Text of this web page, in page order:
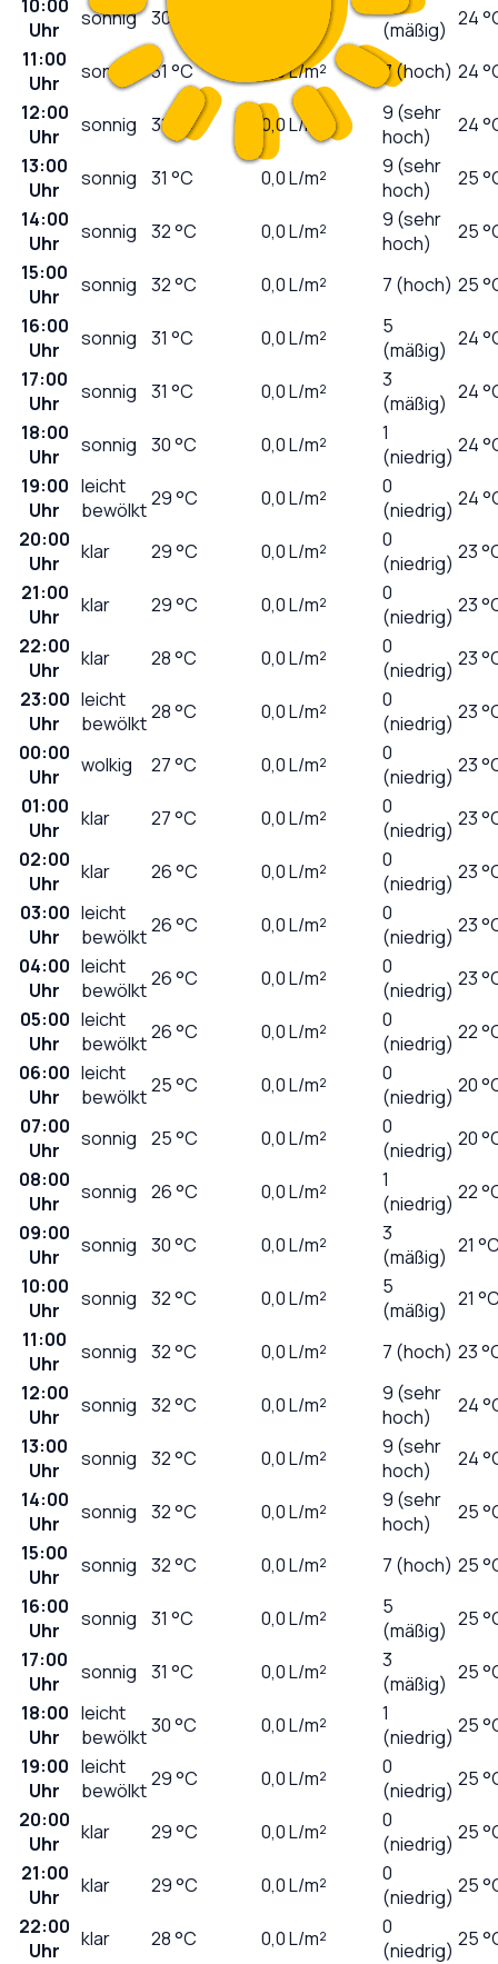
10:00
Uhr
sonnig 30
(mäßig) 24
11:00
Uhr
sonnig 31 °C 0,0L/m² 7 (hoch) 24
12:00
Uhr
sonnig 31 °C 0,0L/m²
9 (sehr
hoch)
24
13:00
Uhr
sonnig 31 °C 0,0L/m²
9 (sehr
hoch)
25
14:00
Uhr
sonnig 32°C 0,0L/m²
9 (sehr
hoch)
25
15:00
Uhr
sonnig 32°C 0,0L/m² 7 (hoch) 25
16:00
Uhr
sonnig 31 °C 0,0L/m²
5
(mäßig) 24
17:00
Uhr
sonnig 31 °C 0,0L/m²
3
(mäßig) 24
18:00
Uhr
sonnig 30°C 0,0L/m²
1
(niedrig) 24
19:00
Uhr
leicht
bewölkt29°C 0,0L/m²
0
(niedrig) 24
20:00
Uhr
klar 29°C 0,0L/m²
0
(niedrig) 23
21:00
Uhr
klar 29°C 0,0L/m²
0
(niedrig) 23
22:00
Uhr
klar 28°C 0,0L/m²
0
(niedrig) 23
23:00
Uhr
leicht
bewölkt28°C 0,0L/m²
0
(niedrig) 23
00:00
Uhr
wolkig 27°C 0,0L/m²
0
(niedrig) 23
01:00
Uhr
klar 27°C 0,0L/m²
0
(niedrig) 23
02:00
Uhr
klar 26°C 0,0L/m²
0
(niedrig) 23
03:00
Uhr
leicht
bewölkt26°C 0,0L/m²
0
(niedrig) 23
04:00
Uhr
leicht
bewölkt26°C 0,0L/m²
0
(niedrig) 23
05:00
Uhr
leicht
bewölkt26°C 0,0L/m²
0
(niedrig) 22
06:00
Uhr
leicht
bewölkt25°C 0,0L/m²
0
(niedrig) 20
07:00
Uhr
sonnig 25°C 0,0L/m²
0
(niedrig) 20
08:00
Uhr
sonnig 26°C 0,0L/m²
1
(niedrig) 22
09:00
Uhr
sonnig 30°C 0,0L/m²
3
(mäßig) 21
10:00
Uhr
sonnig 32°C 0,0L/m²
5
(mäßig) 21
11:00
Uhr
sonnig 32°C 0,0L/m² 7 (hoch) 23
12:00
Uhr
sonnig 32°C 0,0L/m²
9 (sehr
hoch)
24
13:00
Uhr
sonnig 32°C 0,0L/m²
9 (sehr
hoch)
24
14:00
Uhr
sonnig 32°C 0,0L/m²
9 (sehr
hoch)
25
15:00
Uhr
sonnig 32°C 0,0L/m² 7 (hoch) 25
16:00
Uhr
sonnig 31 °C 0,0L/m²
5
(mäßig) 25
17:00
Uhr
sonnig 31 °C 0,0L/m²
3
(mäßig) 25
18:00
Uhr
leicht
bewölkt30°C 0,0L/m²
1
(niedrig) 25
19:00
Uhr
leicht
bewölkt29°C 0,0L/m²
0
(niedrig) 25
20:00
Uhr
klar 29°C 0,0L/m²
0
(niedrig) 25
21:00
Uhr
klar 29°C 0,0L/m²
0
(niedrig) 25
22:00
Uhr
klar 28°C 0,0L/m²
0
(niedrig) 25